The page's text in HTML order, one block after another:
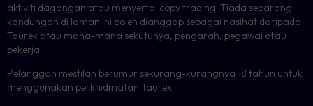
aktiviti dagangan atau menyertai copy trading. Tiada sebarang
kandungan di laman ini boleh dianggap sebagai nasihat daripada
Taurex atau mana-mana sekutunya, pengarah, pegawai atau
pekerja.
Pelanggan mestilah berumur sekurang-kurangnya 18 tahun untuk
menggunakan perkhidmatan Taurex.